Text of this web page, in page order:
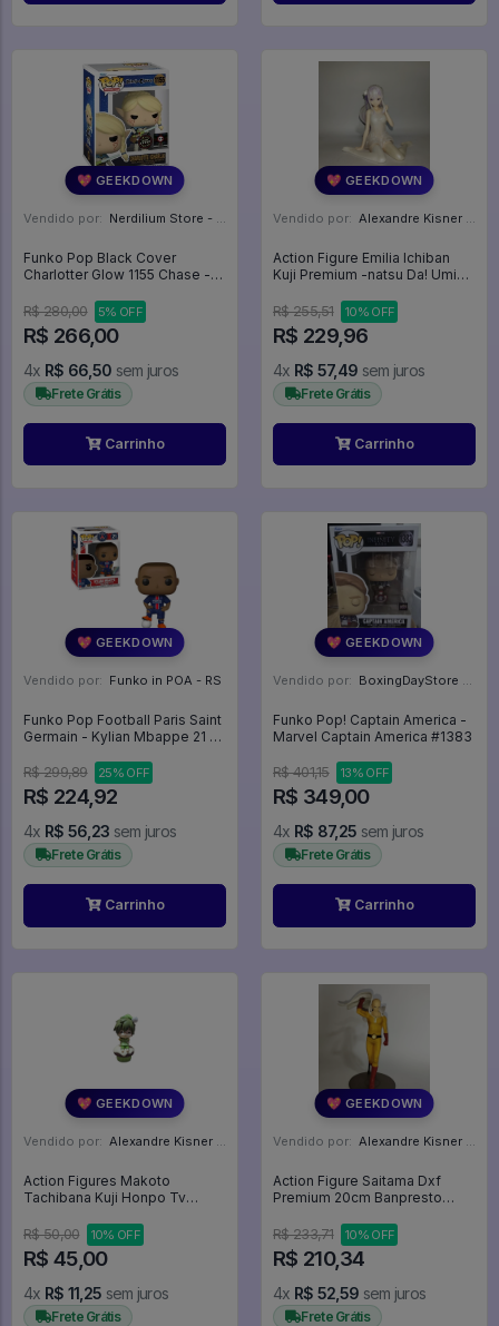
💖 GEEKDOWN
Vendido por: Nerdilium Store - SP
Funko Pop Black Cover
Charlotter Glow 1155 Chase -
R$ 280,00
5% OFF
R$ 266,00
4x R$ 66,50 sem juros
Frete Grátis
Carrinho
💖 GEEKDOWN
Vendido por: Alexandre Kisner - PR
Action Figure Emilia Ichiban
Kuji Premium -natsu Da! Umi
- Re:Zero
R$ 255,51 10% OFF
R$ 229,96
4x R$ 57,49 sem juros
Frete Grátis
Carrinho
💖 GEEKDOWN
Vendido por: Funko in POA - RS
Funko Pop Football Paris Saint
Germain - Kylian Mbappe 21 -
R$ 299,89
25% OFF
R$ 224,92
4x R$ 56,23 sem juros
Frete Grátis
Carrinho
💖 GEEKDOWN
Vendido por: BoxingDayStore - GO
Funko Pop! Captain America -
Marvel Captain America #1383
R$ 401,15 13% OFF
R$ 349,00
4x R$ 87,25 sem juros
Frete Grátis
Carrinho
💖 GEEKDOWN
Vendido por: Alexandre Kisner - PR
Action Figures Makoto
Tachibana Kuji Honpo Tv
FREE!
R$ 50,00 10% OFF
R$ 45,00
4x R$ 11,25 sem juros
Frete Grátis
💖 GEEKDOWN
Vendido por: Alexandre Kisner - PR
Action Figure Saitama Dxf
Premium 20cm Banpresto
Man
R$ 233,71 10% OFF
R$ 210,34
4x R$ 52,59 sem juros
Frete Grátis